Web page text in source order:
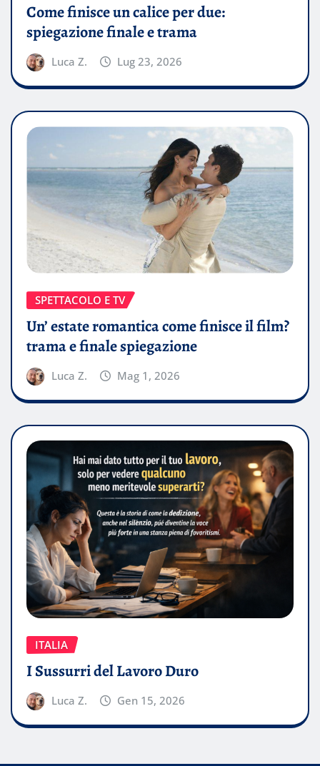
Come finisce un calice per due:
spiegazione finale e trama
Luca Z. Lug 23, 2026
SPETTACOLO E TV
Un’ estate romantica come finisce il film?
trama e finale spiegazione
Luca Z. Mag 1, 2026
ITALIA
I Sussurri del Lavoro Duro
Luca Z. Gen 15, 2026